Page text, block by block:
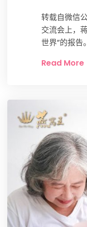
转载自微信
交流会上，
世界”的报告
Read More